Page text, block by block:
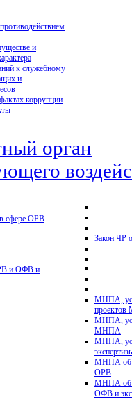
и
к служебному
и
коррупции
орган
сфере ОРВ
Закон ЧР
и ОФВ и
МНПА,
МНПА,
МНПА
МНПА,
МНПА об
ОРВ
МНПА об
ОФВ и